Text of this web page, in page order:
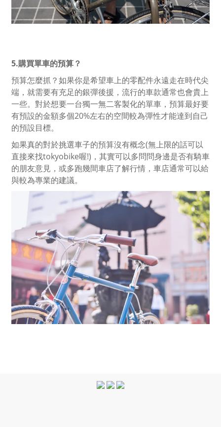
5.購買單車的預算？
預算怎麼抓？如果你是希望車上的零配件永遠走在時代尖
端，就需要有充足的銀彈後援，流行的車款通常也會貴上
一些。對於想要一台獨一無二客製化的單車，預算最好要
有預設的金額多個20%左右的空間較為彈性才能達到自己
的預設目標。
如果真的對於挑選車子的預算沒有概念(無上限的話可以
直接來找tokyobike喔!)，其實可以多問問身邊是否有騎車
的朋友意見，或多跑幾間車店了解行情，車店通常可以給
與較為專業的建議。